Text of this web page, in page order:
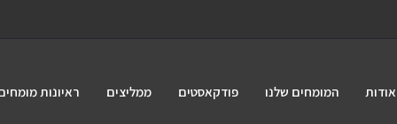
אודות המומחים שלנו פודקאסטים ממליצים ראיונות